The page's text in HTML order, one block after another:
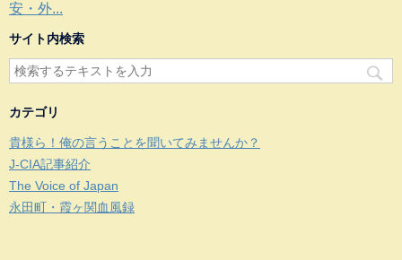
安・外...
サイト内検索
カテゴリ
貴様ら！俺の言うことを聞いてみませんか？
J-CIA記事紹介
The Voice of Japan
永田町・霞ヶ関血風録